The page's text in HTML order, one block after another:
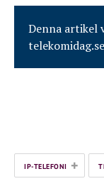
Denna artikel
telekomidag.se
IP-TELEFONI +